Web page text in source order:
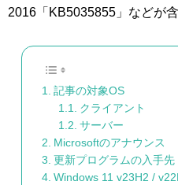
2016「KB5035855」などが
記事の対象OS
クライアント
サーバー
Microsoftのアナウンス
更新プログラムの入手先
Windows 11 v23H2 /